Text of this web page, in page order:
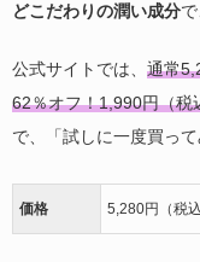
どこだわりの潤い成分
公式サイトでは、 通常
62％オフ！1,990円（税
で、「試しに一度買っ
価格 5,280円（税込